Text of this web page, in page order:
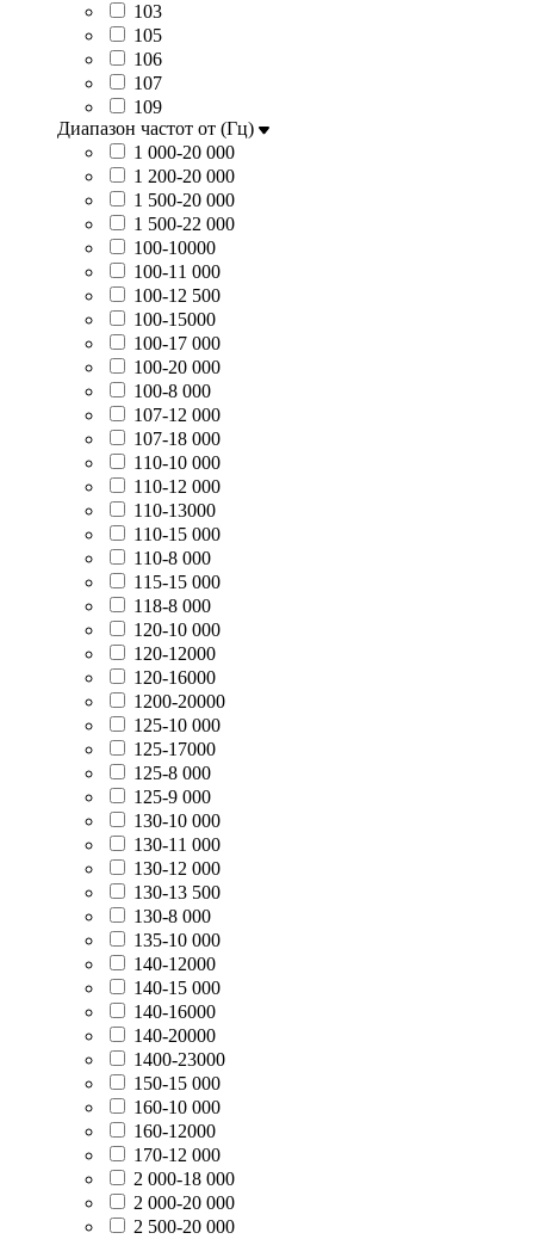
103
105
106
107
109
Диапазон частот от (Гц)
1 000-20 000
1 200-20 000
1 500-20 000
1 500-22 000
100-10000
100-11 000
100-12 500
100-15000
100-17 000
100-20 000
100-8 000
107-12 000
107-18 000
110-10 000
110-12 000
110-13000
110-15 000
110-8 000
115-15 000
118-8 000
120-10 000
120-12000
120-16000
1200-20000
125-10 000
125-17000
125-8 000
125-9 000
130-10 000
130-11 000
130-12 000
130-13 500
130-8 000
135-10 000
140-12000
140-15 000
140-16000
140-20000
1400-23000
150-15 000
160-10 000
160-12000
170-12 000
2 000-18 000
2 000-20 000
2 500-20 000